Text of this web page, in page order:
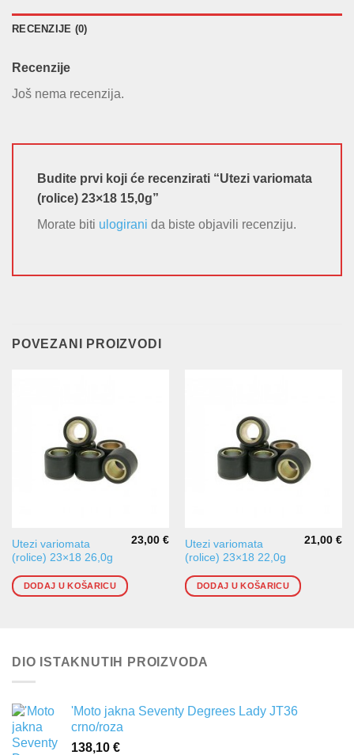
RECENZIJE (0)
Recenzije
Još nema recenzija.
Budite prvi koji će recenzirati “Utezi variomata
(rolice) 23×18 15,0g”
Morate biti ulogirani da biste objavili recenziju.
POVEZANI PROIZVODI
Utezi variomata
(rolice) 23×18 26,0g
23,00€
DODAJ U KOŠARICU
Utezi variomata
(rolice) 23×18 22,0g
21,00€
DODAJ U KOŠARICU
DIO ISTAKNUTIH PROIZVODA
'Moto jakna Seventy Degrees Lady JT36
crno/roza
138,10 €